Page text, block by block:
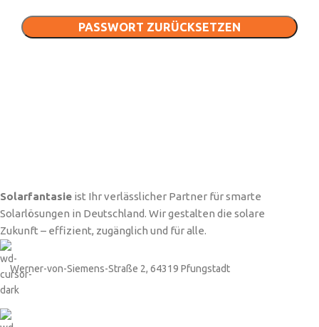
PASSWORT ZURÜCKSETZEN
Solarfantasie ist Ihr verlässlicher Partner für smarte
Solarlösungen in Deutschland. Wir gestalten die solare
Zukunft – effizient, zugänglich und für alle.
Werner-von-Siemens-Straße 2, 64319 Pfungstadt